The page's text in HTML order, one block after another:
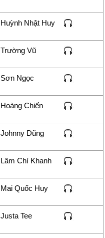
Huỳnh Nhật Huy
Trường Vũ
Sơn Ngọc
Hoàng Chiến
Johnny Dũng
Lâm Chí Khanh
Mai Quốc Huy
Justa Tee